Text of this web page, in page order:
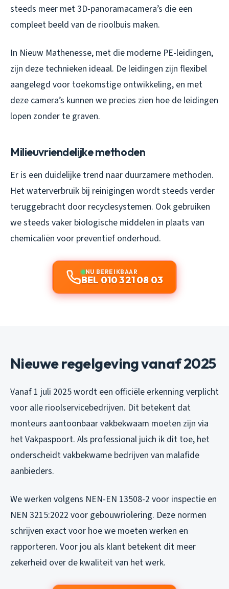
steeds meer met 3D-panoramacamera’s die een
compleet beeld van de rioolbuis maken.
In Nieuw Mathenesse, met die moderne PE-leidingen,
zijn deze technieken ideaal. De leidingen zijn flexibel
aangelegd voor toekomstige ontwikkeling, en met
deze camera’s kunnen we precies zien hoe de leidingen
lopen zonder te graven.
Milieuvriendelijke methoden
Er is een duidelijke trend naar duurzamere methoden.
Het waterverbruik bij reinigingen wordt steeds verder
teruggebracht door recyclesystemen. Ook gebruiken
we steeds vaker biologische middelen in plaats van
chemicaliën voor preventief onderhoud.
NU BEREIKBAAR
BEL 010 321 08 03
Nieuwe regelgeving vanaf 2025
Vanaf 1 juli 2025 wordt een officiële erkenning verplicht
voor alle rioolservicebedrijven. Dit betekent dat
monteurs aantoonbaar vakbekwaam moeten zijn via
het Vakpaspoort. Als professional juich ik dit toe, het
onderscheidt vakbekwame bedrijven van malafide
aanbieders.
We werken volgens NEN-EN 13508-2 voor inspectie en
NEN 3215:2022 voor gebouwriolering. Deze normen
schrijven exact voor hoe we moeten werken en
rapporteren. Voor jou als klant betekent dit meer
zekerheid over de kwaliteit van het werk.